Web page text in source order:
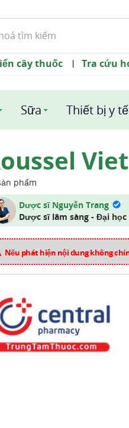
cây thuốc | Tra cứu
Sữa Thiết bị y tế
phẩm
Dược sĩ Nguyễn Trang
Dược sĩ lâm sàng - Đại
Nếu phát hiện nội dung không